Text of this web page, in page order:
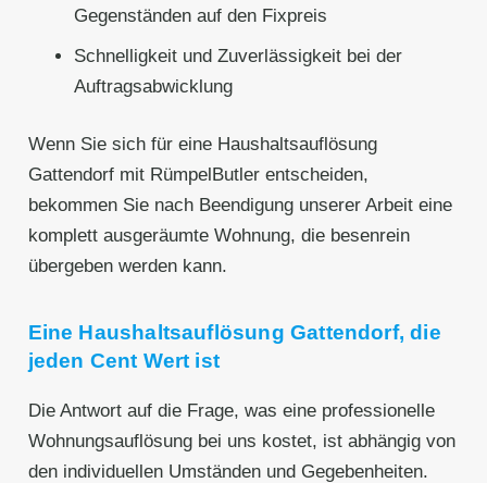
Gegenständen auf den Fixpreis
Schnelligkeit und Zuverlässigkeit bei der
Auftragsabwicklung
Wenn Sie sich für eine Haushaltsauflösung
Gattendorf mit RümpelButler entscheiden,
bekommen Sie nach Beendigung unserer Arbeit eine
komplett ausgeräumte Wohnung, die besenrein
übergeben werden kann.
Eine Haushaltsauflösung Gattendorf, die
jeden Cent Wert ist
Die Antwort auf die Frage, was eine professionelle
Wohnungsauflösung bei uns kostet, ist abhängig von
den individuellen Umständen und Gegebenheiten.